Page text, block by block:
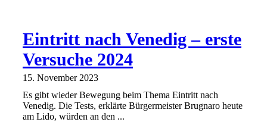
Eintritt nach Venedig – erste
Versuche 2024
15. November 2023
Es gibt wieder Bewegung beim Thema Eintritt nach
Venedig. Die Tests, erklärte Bürgermeister Brugnaro heute
am Lido, würden an den ...